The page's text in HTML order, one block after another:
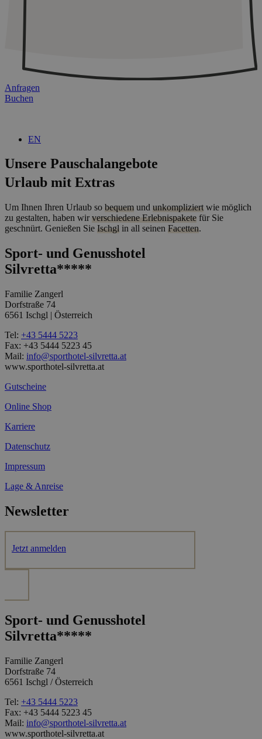
Anfragen
Buchen
EN
Unsere Pauschal­angebote
Urlaub mit Extras
Um Ihnen Ihren Urlaub so bequem und unkompliziert wie möglich
zu gestalten, haben wirverschiedene Erlebnispakete für Sie
geschnürt. Genießen Sie Ischgl in all seinen Facetten.
Sport- und Genusshotel
Silvretta*****
Familie Zangerl
Dorfstraße 74
6561 Ischgl | Österreich
Tel: +43 5444 5223
Fax: +43 5444 5223 45
Mail: info@sporthotel-silvretta.at
www.sporthotel-silvretta.at
Gutscheine
Online Shop
Karriere
Datenschutz
Impressum
Lage & Anreise
Newsletter
Jetzt anmelden
Sport- und Genusshotel
Silvretta*****
Familie Zangerl
Dorfstraße 74
6561 Ischgl / Österreich
Tel: +43 5444 5223
Fax: +43 5444 5223 45
Mail: info@sporthotel-silvretta.at
www.sporthotel-silvretta.at